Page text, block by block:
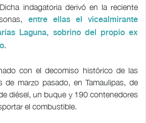
indagatoria derivó en la reciente
entre ellas el vicealmirante
Laguna, sobrino del propio ex
.
con el decomiso histórico de las
de marzo pasado, en Tamaulipas, de
diésel, un buque y 190 contenedores
el combustible.